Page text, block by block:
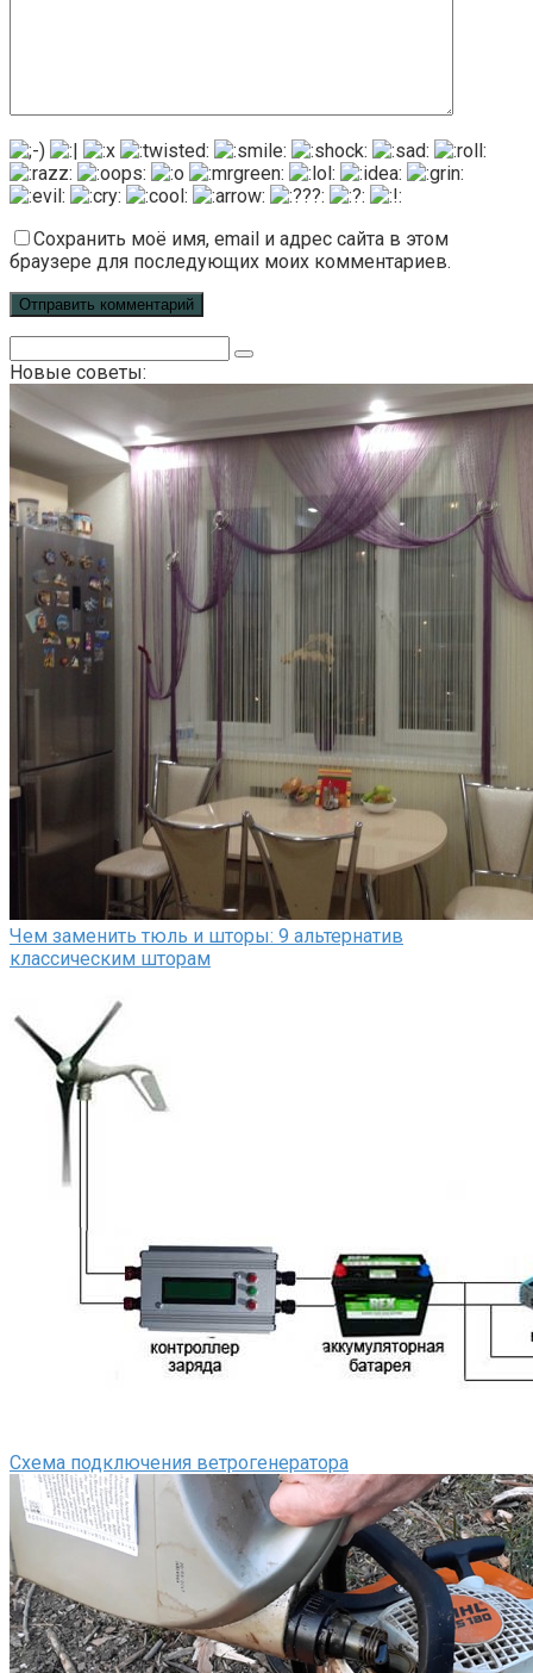
Сохранить моё имя, email и адрес сайта в этом
браузере для последующих моих комментариев.
Новые советы:
Чем заменить тюль и шторы: 9 альтернатив
классическим шторам
Схема подключения ветрогенератора